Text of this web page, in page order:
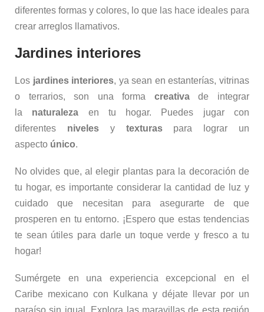
diferentes formas y colores, lo que las hace ideales para
crear arreglos llamativos.
Jardines interiores
Los jardines interiores, ya sean en estanterías, vitrinas
o terrarios, son una forma creativade integrar
la naturaleza en tu hogar. Puedes jugar con
diferentes nivelesy texturaspara lograr un
aspecto único.
No olvides que, al elegir plantas para la decoración de
tu hogar, es importante considerar la cantidad de luz y
cuidado que necesitan para asegurarte de que
prosperen en tu entorno. ¡Espero que estas tendencias
te sean útiles para darle un toque verde y fresco a tu
hogar!
Sumérgete en una experiencia excepcional en el
Caribe mexicano con Kulkana y déjate llevar por un